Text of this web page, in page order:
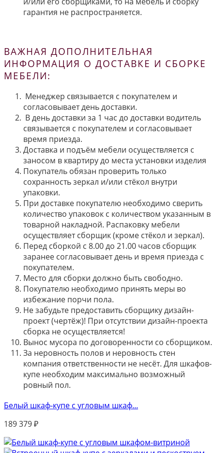
гарантия не распространяется.
ВАЖНАЯ ДОПОЛНИТЕЛЬНАЯ
ИНФОРМАЦИЯ О ДОСТАВКЕ И СБОРКЕ
МЕБЕЛИ:
Менеджер связывается с покупателем и
согласовывает день доставки.
В день доставки за 1 час до доставки водитель
связывается с покупателем и согласовывает
время приезда.
Доставка и подъём мебели осуществляется с
заносом в квартиру до места установки изделия
Покупатель обязан проверить только
сохранность зеркал и/или стёкол внутри
упаковки.
При доставке покупателю необходимо сверить
количество упаковок с количеством указанным в
товарной накладной. Распаковку мебели
осуществляет сборщик (кроме стёкол и зеркал).
Перед сборкой с 8.00 до 21.00 часов сборщик
заранее согласовывает день и время приезда с
покупателем.
Место для сборки должно быть свободно.
Покупателю необходимо принять меры во
избежание порчи пола.
Не забудьте предоставить сборщику дизайн-
проект (чертёж)! При отсутствии дизайн-проекта
сборка не осуществляется!
Вынос мусора по договоренности со сборщиком.
За неровность полов и неровность стен
компания ответственности не несёт. Для шкафов-
купе необходим максимально возможный
ровный пол.
Белый шкаф-купе с угловым шкаф...
189 379₽